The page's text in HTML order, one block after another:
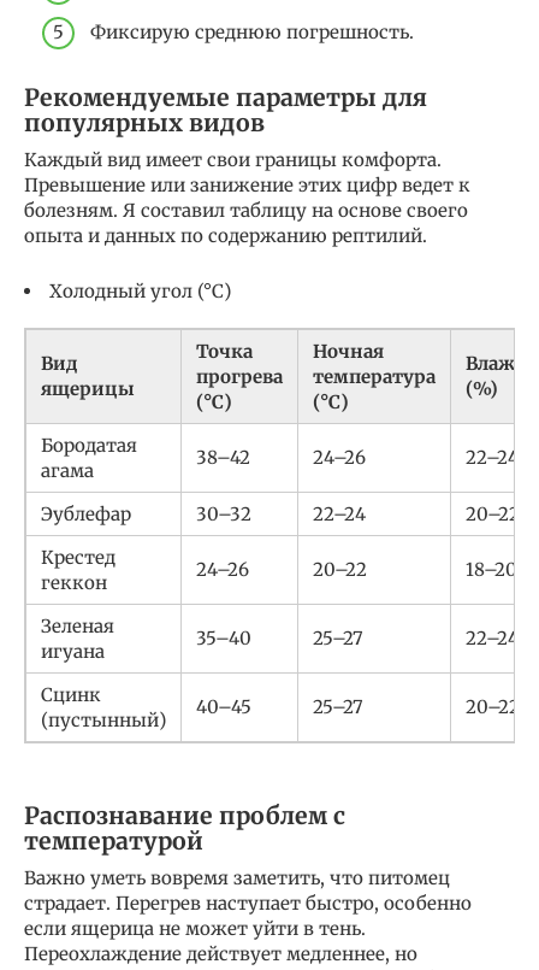
Фиксирую среднюю погрешность.
Рекомендуемые параметры для
популярных видов
Каждый вид имеет свои границы комфорта.
Превышение или занижение этих цифр ведет к
болезням. Я составил таблицу на основе своего
опыта и данных по содержанию рептилий.
Холодный угол (°C)
Вид
ящерицы
Точка
прогрева
(°C)
Ночная
температура
(°C)
(%)
Бородатая
агама
38–42 24–26 22–24
Эублефар 30–32 22–24
20–22
Крестед
геккон
24–26 20–22 18–20
Зеленая
игуана
35–40 25–27 22–24
Сцинк
(пустынный)
40–45 25–27 20–22
Распознавание проблем с
температурой
Важно уметь вовремя заметить, что питомец
страдает. Перегрев наступает быстро, особенно
если ящерица не может уйти в тень.
Переохлаждение действует медленнее, но